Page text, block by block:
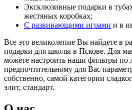
Эксклюзивные подарки в
жестяных коробках;
С развивающими играми и в
Все это великолепие Вы найдете в
подарки для школы в Пскове. Для
можете настроить наши фильтры по
предпочтительному для Вас
собственно, самой категории
элит, стандарт.